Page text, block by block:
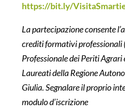
https://bit.ly/
La partecipazione consente
crediti formativi professionali
Professionale dei Periti Agrari
Laureati della Regione
Giulia. Segnalare il proprio
modulo d’iscrizione